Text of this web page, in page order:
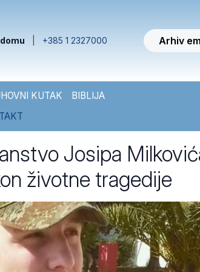
+385 1 2327000 Arhiv
KUTAK
BIBLIJA
Josipa
životne tragedije